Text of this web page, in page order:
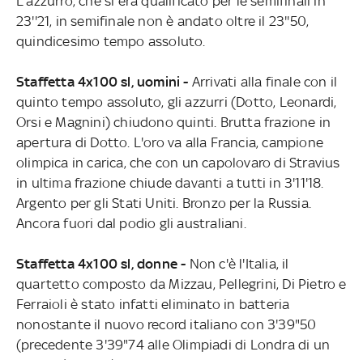
23''21, in semifinale non è andato oltre il 23''50,
quindicesimo tempo assoluto.
Staffetta 4x100 sl, uomini - Arrivati alla finale con il
quinto tempo assoluto, gli azzurri (Dotto, Leonardi,
Orsi e Magnini) chiudono quinti. Brutta frazione in
apertura di Dotto. L'oro va alla Francia, campione
olimpica in carica, che con un capolovaro di Stravius
in ultima frazione chiude davanti a tutti in 3'11'18.
Argento per gli Stati Uniti. Bronzo per la Russia.
Ancora fuori dal podio gli australiani.
Staffetta 4x100 sl, donne - Non c'è l'Italia, il
quartetto composto da Mizzau, Pellegrini, Di Pietro e
Ferraioli è stato infatti eliminato in batteria
nonostante il nuovo record italiano con 3'39"50
(precedente 3'39"74 alle Olimpiadi di Londra di un